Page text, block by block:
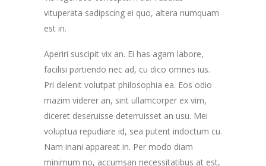
vituperata sadipscing ei quo, altera numquam
est in.
Aperiri suscipit vix an. Ei has agam labore,
facilisi partiendo nec ad, cu dico omnes ius.
Pri delenit volutpat philosophia ea. Eos odio
mazim viderer an, sint ullamcorper ex vim,
diceret deseruisse deterruisset an usu. Mei
voluptua repudiare id, sea putent indoctum cu.
Nam inani appareat in. Per modo diam
minimum no, accumsan necessitatibus at est,